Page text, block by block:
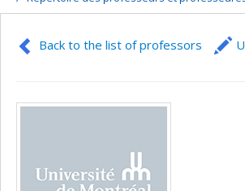
Back to the list of professors